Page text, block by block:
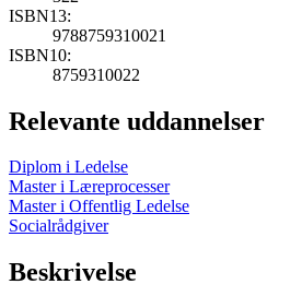
ISBN13:
9788759310021
ISBN10:
8759310022
Relevante uddannelser
Diplom i Ledelse
Master i Læreprocesser
Master i Offentlig Ledelse
Socialrådgiver
Beskrivelse